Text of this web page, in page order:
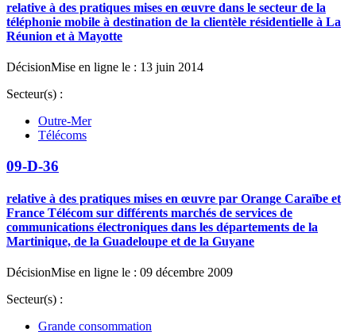
relative à des pratiques mises en œuvre dans le secteur de la
téléphonie mobile à destination de la clientèle résidentielle à La
Réunion et à Mayotte
DécisionMise en ligne le : 13 juin 2014
Secteur(s) :
Outre-Mer
Télécoms
09-D-36
relative à des pratiques mises en œuvre par Orange Caraïbe et
France Télécom sur différents marchés de services de
communications électroniques dans les départements de la
Martinique, de la Guadeloupe et de la Guyane
DécisionMise en ligne le : 09 décembre 2009
Secteur(s) :
Grande consommation